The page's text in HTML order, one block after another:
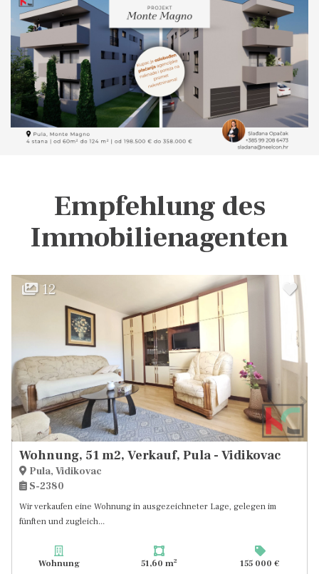
Empfehlung des
Immobilienagenten
12
Wohnung, 51 m2, Verkauf, Pula - Vidikovac
Pula, Vidikovac
S-2380
Wir verkaufen eine Wohnung in ausgezeichneter Lage, gelegen im
fünften und zugleich...
Wohnung 51,60 m2 155 000 €